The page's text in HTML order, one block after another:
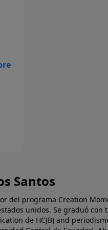
Santos
del programa Creation
unidos. Se graduó
de HCJB) and